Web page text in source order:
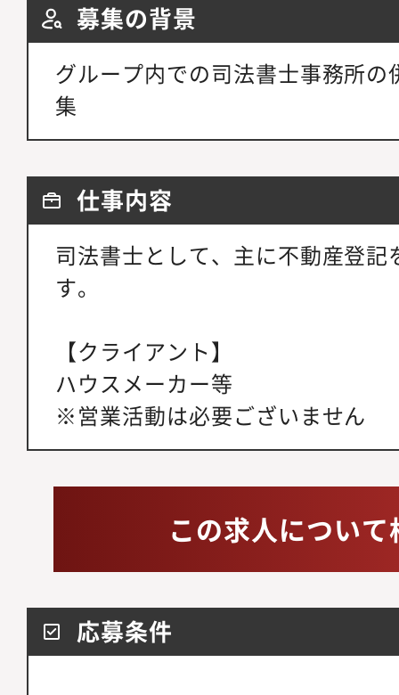
募集の背景
グループ内での司法書士事務所
集
仕事内容
司法書士として、主に不動産登
す。
【クライアント】
ハウスメーカー等
※営業活動は必要ございません
この求人につい
応募条件